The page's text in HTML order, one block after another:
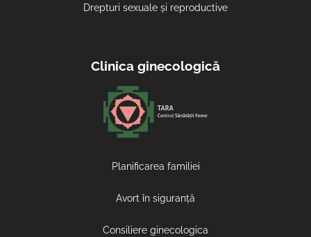
Drepturi sexuale și reproductive
Clinica ginecologică
Planificarea familiei
Avort în siguranță
Consiliere ginecologica